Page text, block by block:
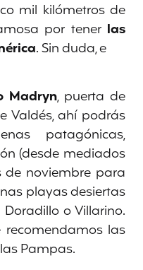
mil kilómetros de
por tener las
. Sin duda, e
Madryn, puerta de
Valdés, ahí podrás
patagónicas,
(desde mediados
noviembre para
playas desiertas
o Villarino.
recomendamos las
Pampas.